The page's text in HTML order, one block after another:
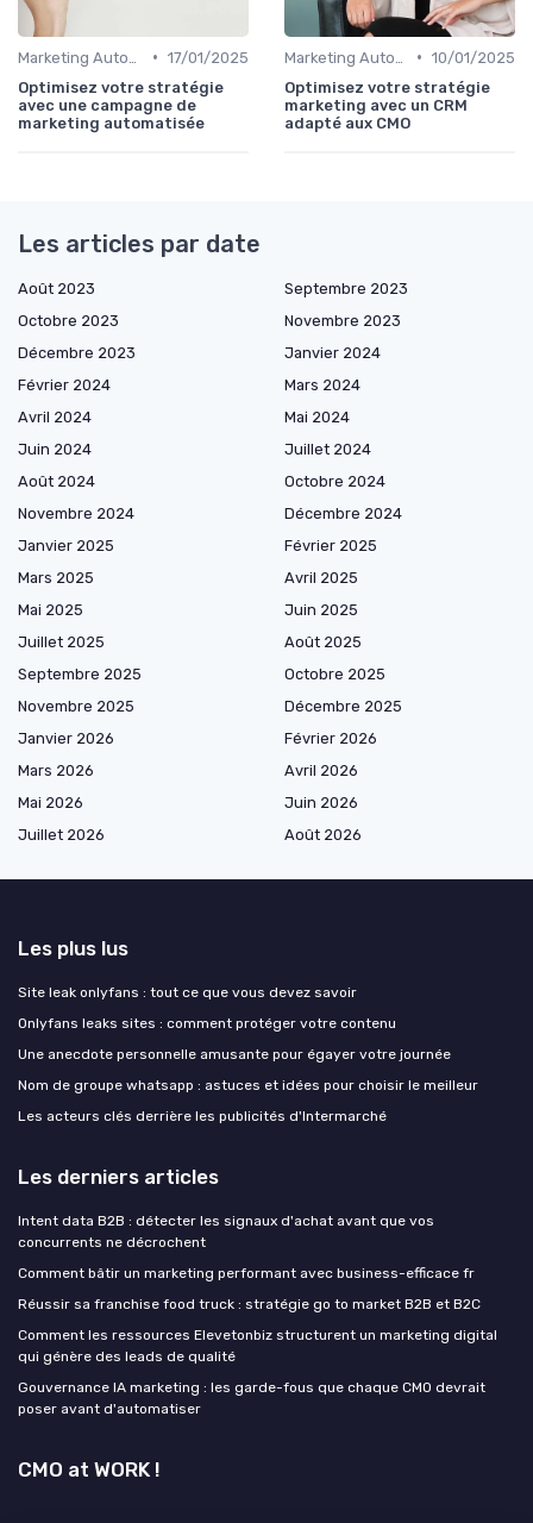
• 17/01/2025
Optimisez votre stratégie
avec une campagne de
marketing automatisée
• 10/01/2025
Optimisez votre stratégie
marketing avec un CRM
adapté aux CMO
Les articles par date
Août 2023
Septembre 2023
Octobre 2023
Novembre 2023
Décembre 2023
Janvier 2024
Février 2024
Mars 2024
Avril 2024
Mai 2024
Juin 2024
Juillet 2024
Août 2024
Octobre 2024
Novembre 2024
Décembre 2024
Janvier 2025
Février 2025
Mars 2025
Avril 2025
Mai 2025
Juin 2025
Juillet 2025
Août 2025
Septembre 2025
Octobre 2025
Novembre 2025
Décembre 2025
Janvier 2026
Février 2026
Mars 2026
Avril 2026
Mai 2026
Juin 2026
Juillet 2026
Août 2026
Les plus lus
Site leak onlyfans : tout ce que vous devez savoir
Onlyfans leaks sites : comment protéger votre contenu
Une anecdote personnelle amusante pour égayer votre journée
Nom de groupe whatsapp : astuces et idées pour choisir le meilleur
Les acteurs clés derrière les publicités d'Intermarché
Les derniers articles
Intent data B2B : détecter les signaux d'achat avant que vos
concurrents ne décrochent
Comment bâtir un marketing performant avec business-efficace fr
Réussir sa franchise food truck : stratégie go to market B2B et B2C
Comment les ressources Elevetonbiz structurent un marketing digital
qui génère des leads de qualité
Gouvernance IA marketing : les garde-fous que chaque CMO devrait
poser avant d'automatiser
CMO at WORK !